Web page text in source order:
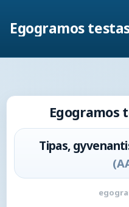
Egogramos
Egogramos
Tipas,
(